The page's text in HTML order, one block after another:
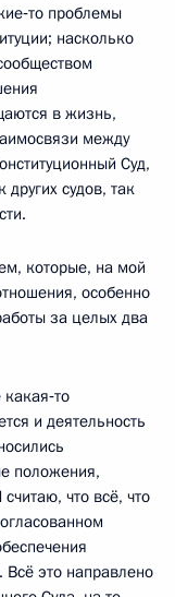
проблемы
насколько
в жизнь,
между
Суд,
судов, так
которые, на мой
особенно
за целых два
и деятельность
положения,
что всё, что
Всё это направлено